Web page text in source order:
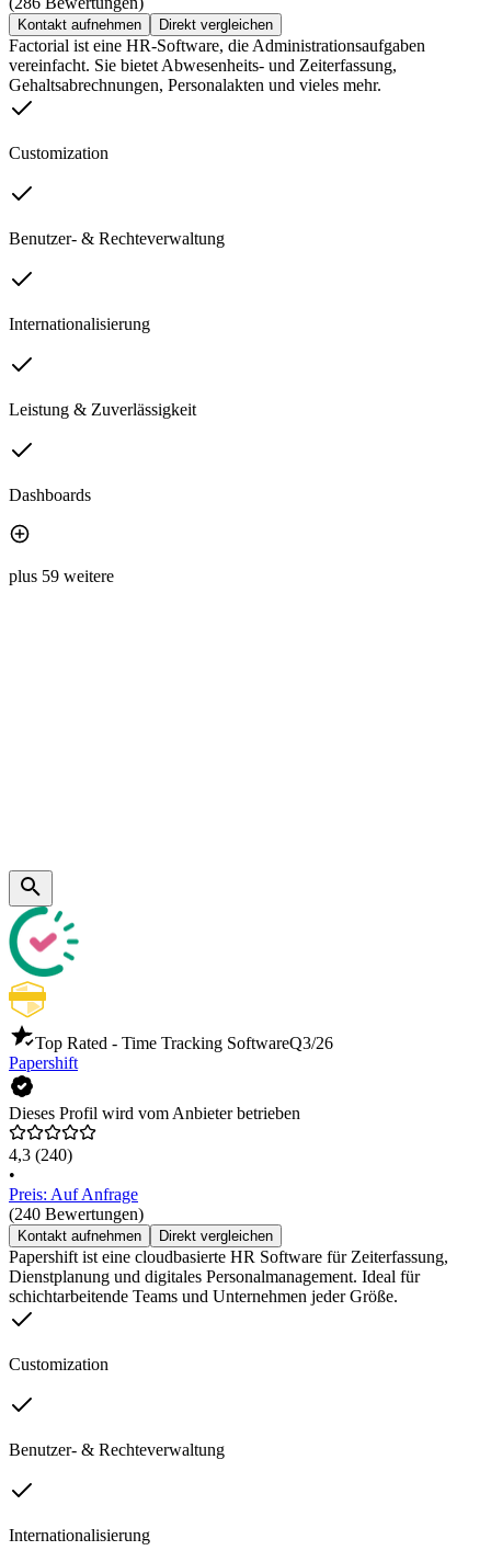
Kontakt aufnehmen Direkt vergleichen
Factorial ist eine HR-Software, die Administrationsaufgaben
vereinfacht. Sie bietet Abwesenheits- und Zeiterfassung,
Gehaltsabrechnungen, Personalakten und vieles mehr.
Customization
Benutzer- & Rechteverwaltung
Internationalisierung
Leistung & Zuverlässigkeit
Dashboards
plus 59 weitere
Top Rated - Time Tracking SoftwareQ3/26
Papershift
Dieses Profil wird vom Anbieter betrieben
4,3 (240)
•
Preis: Auf Anfrage
(240 Bewertungen)
Kontakt aufnehmen Direkt vergleichen
Papershift ist eine cloudbasierte HR Software für Zeiterfassung,
Dienstplanung und digitales Personalmanagement. Ideal für
schichtarbeitende Teams und Unternehmen jeder Größe.
Customization
Benutzer- & Rechteverwaltung
Internationalisierung